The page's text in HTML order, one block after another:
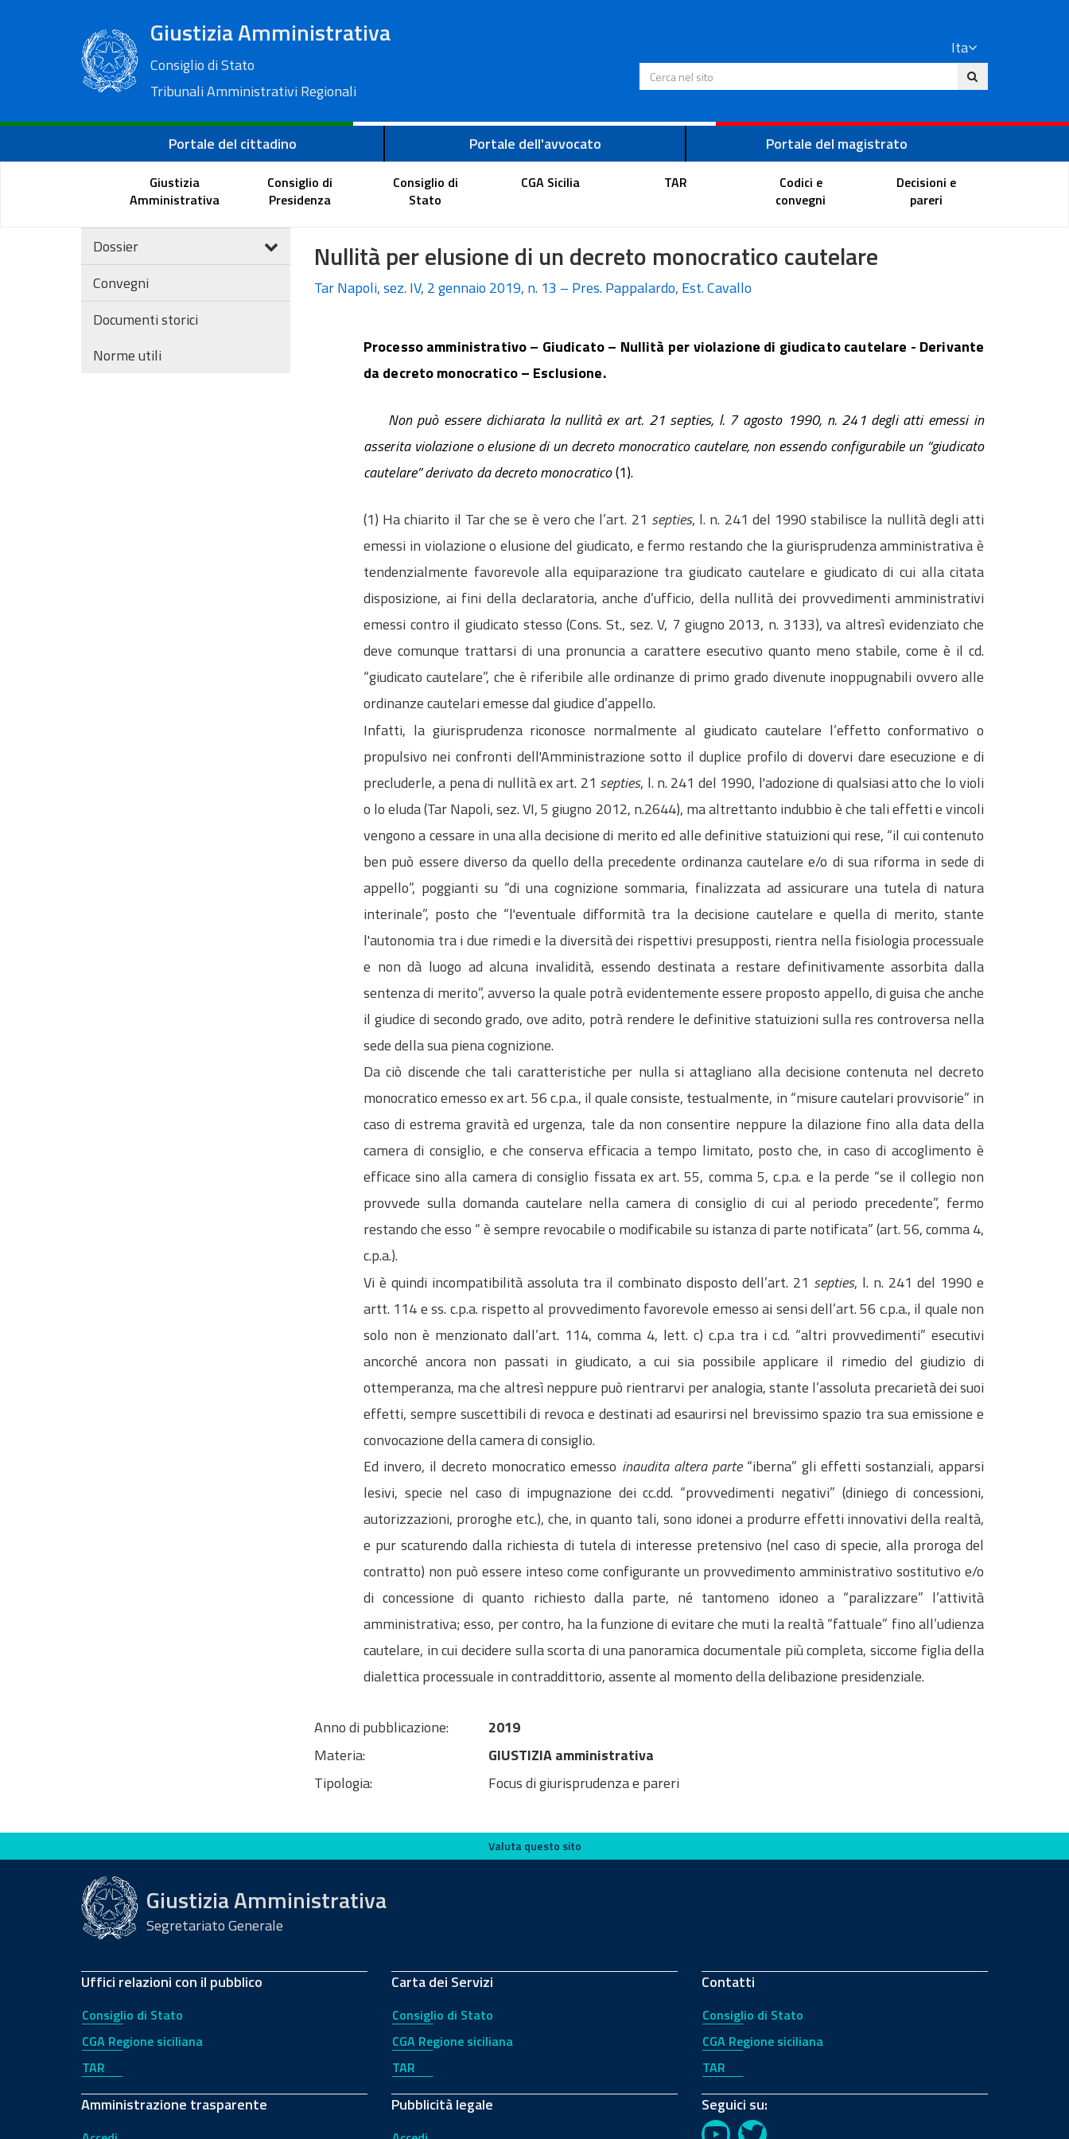
Giustizia Amministrativa
Consiglio di Stato
Tribunali Amministrativi Regionali
Ita
Cerca nel sito
Portale del cittadino Portale dell'avvocato Portale del magistrato
Giustizia
Amministrativa
Consiglio di
Presidenza
Consiglio di
Stato
CGA Sicilia TAR
Codici e
convegni
Decisioni e
pareri
Dossier
Convegni
Documenti storici
Norme utili
Nullità per elusione di un decreto monocratico cautelare
Tar Napoli, sez. IV, 2 gennaio 2019, n. 13 – Pres. Pappalardo, Est. Cavallo
Processo amministrativo – Giudicato – Nullità per violazione di giudicato cautelare - Derivante
da decreto monocratico – Esclusione.
Non può essere dichiarata la nullità ex art. 21 septies, l. 7 agosto 1990, n. 241 degli atti emessi in
asserita violazione o elusione di un decreto monocratico cautelare, non essendo configurabile un “giudicato
cautelare” derivato da decreto monocratico(1).
(1) Ha chiarito il Tar che se è vero che l’art. 21 septies, l. n. 241 del 1990 stabilisce la nullità degli atti
emessi in violazione o elusione del giudicato, e fermo restando che la giurisprudenza amministrativa è
tendenzialmente favorevole alla equiparazione tra giudicato cautelare e giudicato di cui alla citata
disposizione, ai fini della declaratoria, anche d’ufficio, della nullità dei provvedimenti amministrativi
emessi contro il giudicato stesso (Cons. St., sez. V, 7 giugno 2013, n. 3133), va altresì evidenziato che
deve comunque trattarsi di una pronuncia a carattere esecutivo quanto meno stabile, come è il cd.
“giudicato cautelare”, che è riferibile alle ordinanze di primo grado divenute inoppugnabili ovvero alle
ordinanze cautelari emesse dal giudice d’appello.
Infatti, la giurisprudenza riconosce normalmente al giudicato cautelare l’effetto conformativo o
propulsivo nei confronti dell'Amministrazione sotto il duplice profilo di dovervi dare esecuzione e di
precluderle, a pena di nullità ex art. 21 septies, l. n. 241 del 1990, l'adozione di qualsiasi atto che lo violi
o lo eluda (Tar Napoli, sez. VI, 5 giugno 2012, n.2644), ma altrettanto indubbio è che tali effetti e vincoli
vengono a cessare in una alla decisione di merito ed alle definitive statuizioni qui rese, “il cui contenuto
ben può essere diverso da quello della precedente ordinanza cautelare e/o di sua riforma in sede di
appello”, poggianti su “di una cognizione sommaria, finalizzata ad assicurare una tutela di natura
interinale”, posto che “l'eventuale difformità tra la decisione cautelare e quella di merito, stante
l'autonomia tra i due rimedi e la diversità dei rispettivi presupposti, rientra nella fisiologia processuale
e non dà luogo ad alcuna invalidità, essendo destinata a restare definitivamente assorbita dalla
sentenza di merito”, avverso la quale potrà evidentemente essere proposto appello, di guisa che anche
il giudice di secondo grado, ove adito, potrà rendere le definitive statuizioni sulla res controversa nella
sede della sua piena cognizione.
Da ciò discende che tali caratteristiche per nulla si attagliano alla decisione contenuta nel decreto
monocratico emesso ex art. 56 c.p.a., il quale consiste, testualmente, in “misure cautelari provvisorie” in
caso di estrema gravità ed urgenza, tale da non consentire neppure la dilazione fino alla data della
camera di consiglio, e che conserva efficacia a tempo limitato, posto che, in caso di accoglimento è
efficace sino alla camera di consiglio fissata ex art. 55, comma 5, c.p.a. e la perde “se il collegio non
provvede sulla domanda cautelare nella camera di consiglio di cui al periodo precedente”, fermo
restando che esso “ è sempre revocabile o modificabile su istanza di parte notificata” (art. 56, comma 4,
c.p.a.).
Vi è quindi incompatibilità assoluta tra il combinato disposto dell’art. 21 septies, l. n. 241 del 1990 e
artt. 114 e ss. c.p.a. rispetto al provvedimento favorevole emesso ai sensi dell’art. 56 c.p.a., il quale non
solo non è menzionato dall’art. 114, comma 4, lett. c) c.p.a tra i c.d. “altri provvedimenti” esecutivi
ancorché ancora non passati in giudicato, a cui sia possibile applicare il rimedio del giudizio di
ottemperanza, ma che altresì neppure può rientrarvi per analogia, stante l’assoluta precarietà dei suoi
effetti, sempre suscettibili di revoca e destinati ad esaurirsi nel brevissimo spazio tra sua emissione e
convocazione della camera di consiglio.
Ed invero, il decreto monocratico emesso inaudita altera parte“iberna” gli effetti sostanziali, apparsi
lesivi, specie nel caso di impugnazione dei cc.dd. “provvedimenti negativi” (diniego di concessioni,
autorizzazioni, proroghe etc.), che, in quanto tali, sono idonei a produrre effetti innovativi della realtà,
e pur scaturendo dalla richiesta di tutela di interesse pretensivo (nel caso di specie, alla proroga del
contratto) non può essere inteso come configurante un provvedimento amministrativo sostitutivo e/o
di concessione di quanto richiesto dalla parte, né tantomeno idoneo a “paralizzare” l’attività
amministrativa; esso, per contro, ha la funzione di evitare che muti la realtà “fattuale” fino all’udienza
cautelare, in cui decidere sulla scorta di una panoramica documentale più completa, siccome figlia della
dialettica processuale in contraddittorio, assente al momento della delibazione presidenziale.
Anno di pubblicazione:
2019
Materia:
GIUSTIZIA amministrativa
Tipologia:
Focus di giurisprudenza e pareri
Valuta questo sito Valuta questo sito
Giustizia Amministrativa
Segretariato Generale
Uffici relazioni con il pubblico
Consiglio di Stato
CGA Regione siciliana
TAR
Amministrazione trasparente
Carta dei Servizi
Consiglio di Stato
CGA Regione siciliana
TAR
Pubblicità legale
Contatti
Consiglio di Stato
CGA Regione siciliana
TAR
Seguici su: